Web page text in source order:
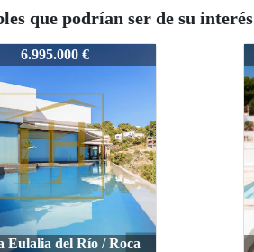
que podrían ser de su interés
7.500.000 €
Josep de Sa Talaia /